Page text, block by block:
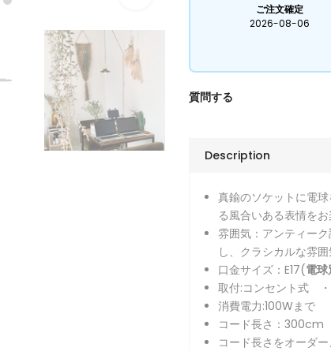
ご注文確定
2026-08-06
質問する
Description
真鍮のソケットに電
る風合いある表情をお
雰囲気：アンティー
し、クラシカルな雰
口金サイズ：E17(電球
取付:コンセント式
消費電力:100Wまで
コード長さ：300cm
コード長さをオーダ